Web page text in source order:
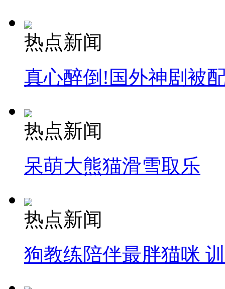
司机酒驾遇交警 急速倒车逃窜
热点新闻
真心醉倒!国外神剧被
热点新闻
呆萌大熊猫滑雪取乐
热点新闻
狗教练陪伴最胖猫咪